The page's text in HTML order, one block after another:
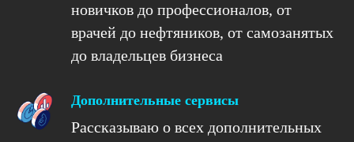
новичков до профессионалов, от
врачей до нефтяников, от самозанятых
до владельцев бизнеса
Дополнительные сервисы
Рассказываю о всех дополнительных